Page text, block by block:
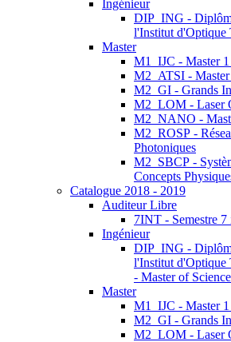
Ingénieur
DIP_ING -
l'Institut d'Optique
Master
M1_IJC - Master
M2_ATSI -
M2_GI - Grands
M2_LOM - Laser
M2_NANO -
M2_ROSP -
Photoniques
M2_SBCP -
Concepts
Catalogue 2018 - 2019
Auditeur Libre
7INT - Semestre 7
Ingénieur
DIP_ING -
l'Institut d'Optique
- Master of
Master
M1_IJC - Master
M2_GI - Grands
M2_LOM - Laser